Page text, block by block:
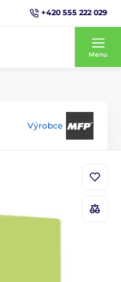
+420 555 222 029
Menu
Výrobce